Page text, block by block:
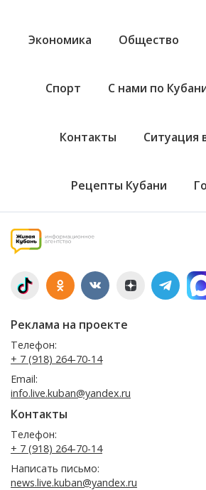
Экономика Общество
Спорт С нами по
Контакты Ситуация
Рецепты Кубани
Реклама на проекте
Телефон:
+ 7 (918) 264-70-14
Email:
info.live.kuban@yandex.ru
Контакты
Телефон:
+ 7 (918) 264-70-14
Написать письмо:
news.live.kuban@yandex.ru